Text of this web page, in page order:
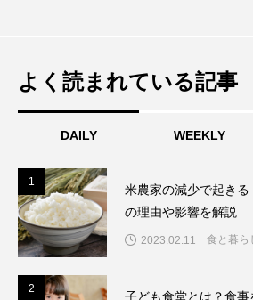
筆開始。
でも働ける新たな働き方
ける普及の背景や廃
影響
2023.06.17 アップサイクル食品
減。リサイクルとの違
よく読まれている記事
DAILY WEEKLY
1
米農家の減少で起き
の理由や影響を解説
2023.02.11 食と暮ら
2
子ども食堂とは？食